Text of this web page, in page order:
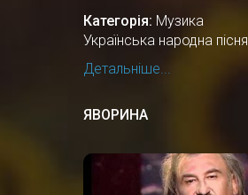
Категорія: Музика
Українська народна пісня
Детальніше...
ЯВОРИНА